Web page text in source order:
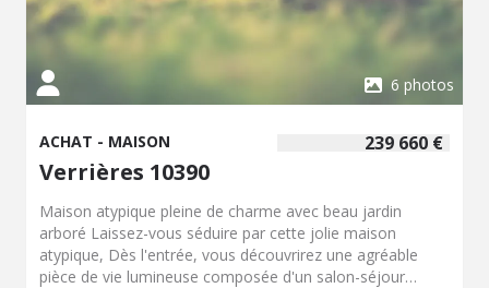
6 photos
239 660 €
ACHAT - MAISON
Verrières 10390
Maison atypique pleine de charme avec beau jardin
arboré Laissez-vous séduire par cette jolie maison
atypique, Dès l'entrée, vous découvrirez une agréable
pièce de vie lumineuse composée d'un salon-séjour